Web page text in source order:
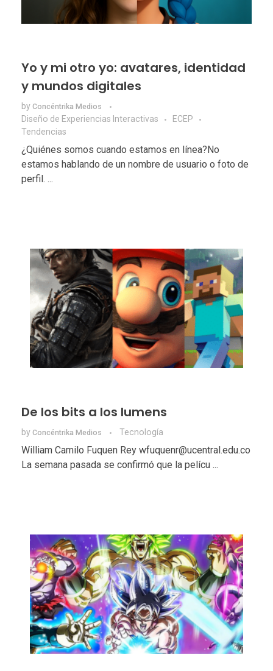
Yo y mi otro yo: avatares, identidad
y mundos digitales
by Concéntrika Medios
Diseño de Experiencias Interactivas
ECEP
Tendencias
¿Quiénes somos cuando estamos en línea?No
estamos hablando de un nombre de usuario o foto de
perfil. ...
De los bits a los lumens
by Concéntrika Medios Tecnologí­a
William Camilo Fuquen Rey wfuquenr@ucentral.edu.co
La semana pasada se confirmó que la pelícu ...